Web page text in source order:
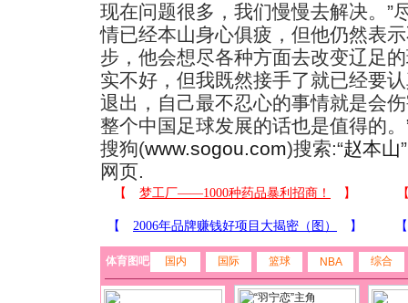
现在问题很多，我们慢慢去解决。”
情已经本山身心俱疲，但他仍然表
步，他会想尽各种方面去改变辽足
实不好，但我既然接手了就已经要
退出，自己最不忍心的事情就是会
整个中国足球发展的话也是值得的
搜狗(www.sogou.com)搜索:“赵本山
网页.
体育图吧 国内 国际 篮球 NBA 综合